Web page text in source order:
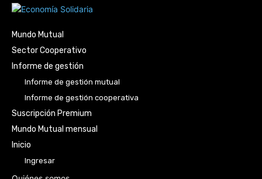
Mundo Mutual
Sector Cooperativo
Informe de gestión
Informe de gestión mutual
Informe de gestión cooperativa
Suscripción Premium
Mundo Mutual mensual
Inicio
Ingresar